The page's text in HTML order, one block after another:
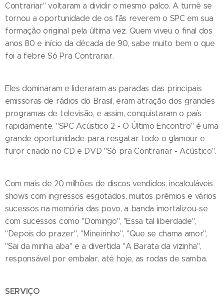
Contrariar" voltaram a dividir o mesmo palco. A turnê se
tornou a oportunidade de os fãs reverem o SPC em sua
formação original pela última vez. Quem viveu o final dos
anos 80 e início da década de 90, sabe muito bem o que
foi a febre Só Pra Contrariar.
Eles dominaram e lideraram as paradas das principais
emissoras de rádios do Brasil, eram atração dos grandes
programas de televisão, e assim, conquistaram o país
rapidamente. "SPC Acústico 2 - O Último Encontro" é uma
grande oportunidade para resgatar todo o glamour e
furor criado no CD e DVD "Só pra Contrariar - Acústico".
Com mais de 20 milhões de discos vendidos, incalculáveis
shows com ingressos esgotados, muitos prêmios e vários
sucessos na memória das povo, a banda imortalizou-se
com sucessos como "Domingo", "Essa tal liberdade",
"Depois do prazer", "Mineirinho", "Que se chama amor",
"Sai da minha aba" e a divertida "A Barata da vizinha",
responsável por embalar, até hoje, as rodas de samba.
SERVIÇO